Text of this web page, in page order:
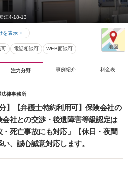
江4-18-13
を表示
可 電話相談可 WEB面談可
注力分野 事例紹介 料金表
律事務所
】【弁護士特約利用可】保険会社の
社との交渉・後遺障害等級認定は
死亡事故にも対応」【休日・夜間
、誠心誠意対応します。